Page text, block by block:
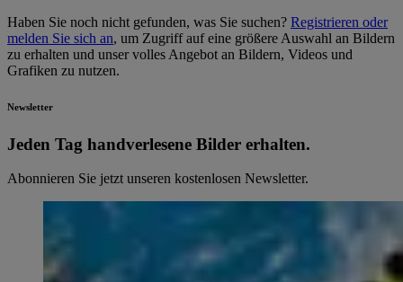
Haben Sie noch nicht gefunden, was Sie suchen? Registrieren oder
melden Sie sich an, um Zugriff auf eine größere Auswahl an Bildern
zu erhalten und unser volles Angebot an Bildern, Videos und
Grafiken zu nutzen.
Newsletter
Jeden Tag hand­ver­le­se­ne Bilder erhalten.
Abonnieren Sie jetzt unseren kostenlosen Newsletter.